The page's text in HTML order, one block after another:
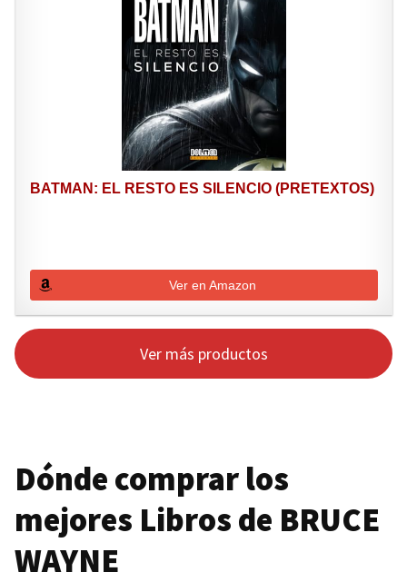
BATMAN: EL RESTO ES SILENCIO (PRETEXTOS)
Ver en Amazon
Ver más productos
Dónde comprar los
mejores Libros de BRUCE
WAYNE